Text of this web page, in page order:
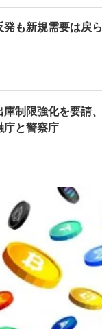
発も新規需要は戻ら
制限強化を要請、
と警察庁